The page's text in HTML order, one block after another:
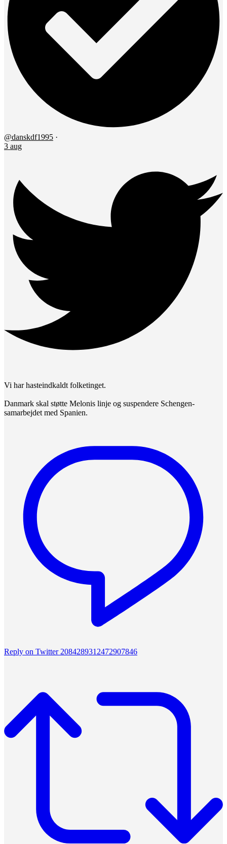
@danskdf1995 ·
3 aug
Vi har hasteindkaldt folketinget.
Danmark skal støtte Melonis linje og suspendere Schengen-
samarbejdet med Spanien.
Reply on Twitter 2084289312472907846